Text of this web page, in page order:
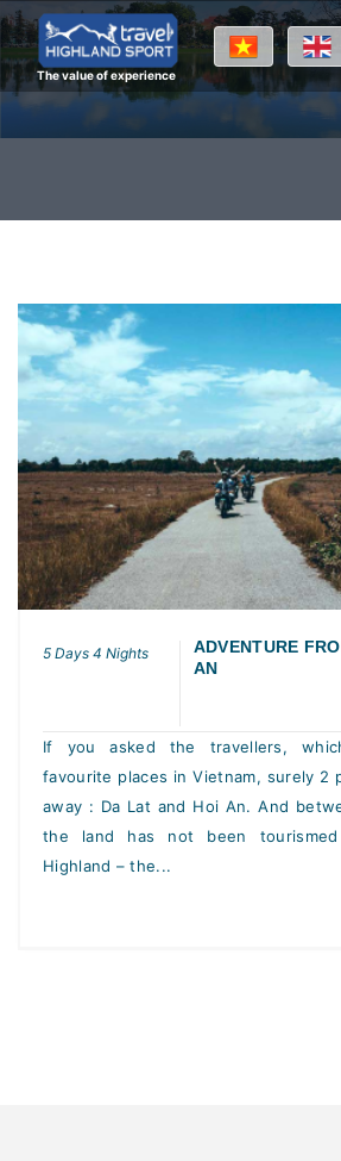
The value of experience
5 Days 4 Nights
ADVENTURE
AN
If you asked the travellers,
favourite places in Vietnam, surely 2
away : Da Lat and Hoi An. And
the land has not been
Highland – the...